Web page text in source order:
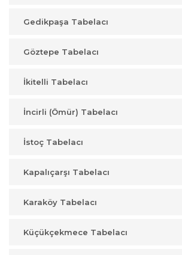
Gedikpaşa Tabelacı
Göztepe Tabelacı
İkitelli Tabelacı
İncirli (Ömür) Tabelacı
İstoç Tabelacı
Kapalıçarşı Tabelacı
Karaköy Tabelacı
Küçükçekmece Tabelacı